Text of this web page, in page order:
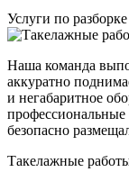
Услуги по
Наша команда
аккуратно
и негабаритное
профессиональные
безопасно
Такелажные